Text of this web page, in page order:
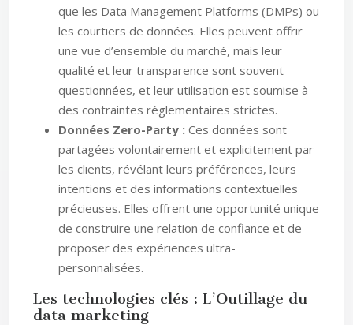
que les Data Management Platforms (DMPs) ou
les courtiers de données. Elles peuvent offrir
une vue d’ensemble du marché, mais leur
qualité et leur transparence sont souvent
questionnées, et leur utilisation est soumise à
des contraintes réglementaires strictes.
Données Zero-Party : Ces données sont
partagées volontairement et explicitement par
les clients, révélant leurs préférences, leurs
intentions et des informations contextuelles
précieuses. Elles offrent une opportunité unique
de construire une relation de confiance et de
proposer des expériences ultra-
personnalisées.
Les technologies clés : L’Outillage du
data marketing